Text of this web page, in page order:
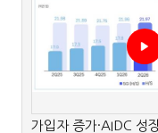
가입자 증가·AIDC 성